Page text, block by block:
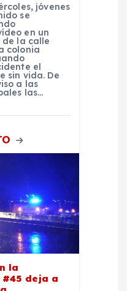
jóvenes
se
en un
la calle
colonia
el
sin vida. De
a las
las…
la
deja a